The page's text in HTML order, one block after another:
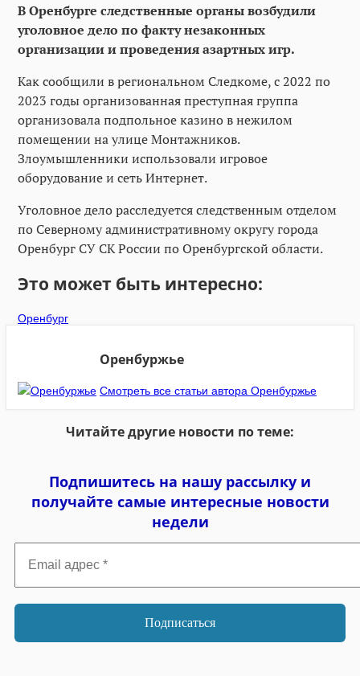
В Оренбурге следственные органы возбудили
уголовное дело по факту незаконных
организации и проведения азартных игр.
Как сообщили в региональном Следкоме, с 2022 по
2023 годы организованная преступная группа
организовала подпольное казино в нежилом
помещении на улице Монтажников.
Злоумышленники использовали игровое
оборудование и сеть Интернет.
Уголовное дело расследуется следственным отделом
по Северному административному округу города
Оренбург СУ СК России по Оренбургской области.
Это может быть интересно:
Оренбург
Оренбуржье
Смотреть все статьи автора Оренбуржье
Читайте другие новости по теме:
Подпишитесь на нашу рассылку и
получайте самые интересные новости
недели
адрес
*